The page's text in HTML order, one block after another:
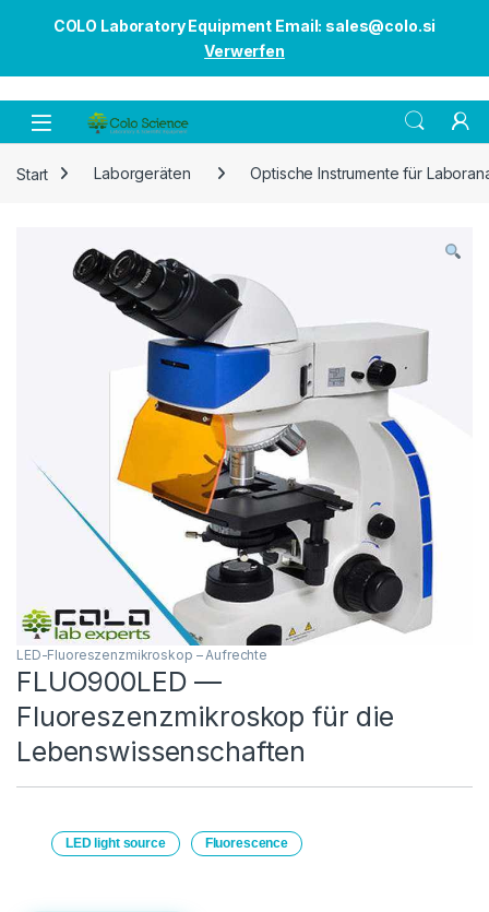
COLO Laboratory Equipment Email: sales@colo.si
Verwerfen
Open
Start Laborgeräten Optische Instrumente für
LED-Fluoreszenzmikroskop – Aufrechte
FLUO900LED —
Fluoreszenzmikroskop für die
Lebenswissenschaften
LED light source Fluorescence